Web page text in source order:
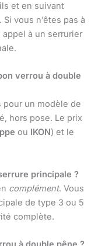
et en suivant
vous n’êtes pas à
appel à un serrurier
verrou à double
pour un modèle de
hors pose. Le prix
ou IKON) et le
principale ?
complément. Vous
de type 3 ou 5
complète.